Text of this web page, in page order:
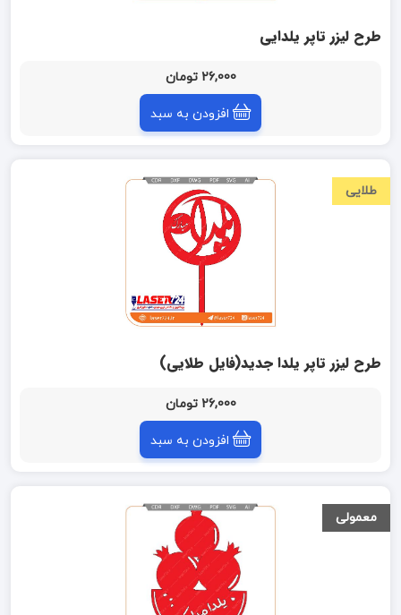
طرح لیزر تاپر یلدایی
26,000 تومان
افزودن به سبد
طلایی
طرح لیزر تاپر یلدا جدید(فایل طلایی)
26,000 تومان
افزودن به سبد
معمولی